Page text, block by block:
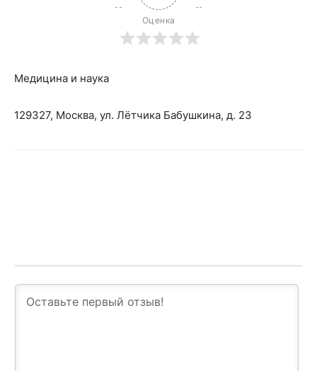
Оценка
Медицина и наука
129327, Москва, ул. Лётчика Бабушкина, д. 23